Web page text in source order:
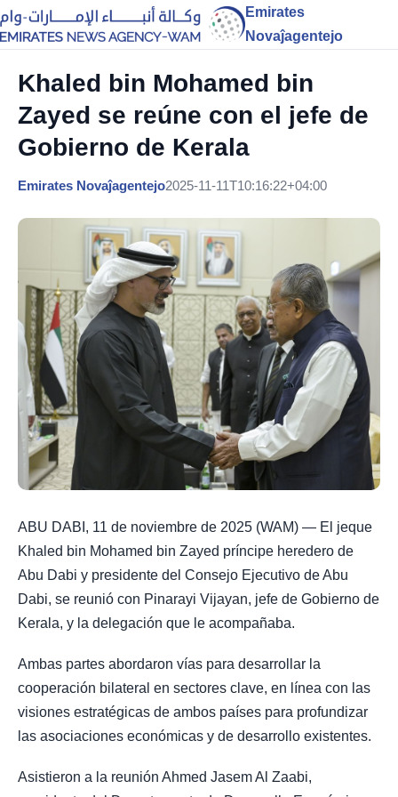
Emirates
Novaĵagentejo
Khaled bin Mohamed bin
Zayed se reúne con el jefe de
Gobierno de Kerala
Emirates Novaĵagentejo2025-11-11T10:16:22+04:00
ABU DABI, 11 de noviembre de 2025 (WAM) — El jeque
Khaled bin Mohamed bin Zayed príncipe heredero de
Abu Dabi y presidente del Consejo Ejecutivo de Abu
Dabi, se reunió con Pinarayi Vijayan, jefe de Gobierno de
Kerala, y la delegación que le acompañaba.
Ambas partes abordaron vías para desarrollar la
cooperación bilateral en sectores clave, en línea con las
visiones estratégicas de ambos países para profundizar
las asociaciones económicas y de desarrollo existentes.
Asistieron a la reunión Ahmed Jasem Al Zaabi,